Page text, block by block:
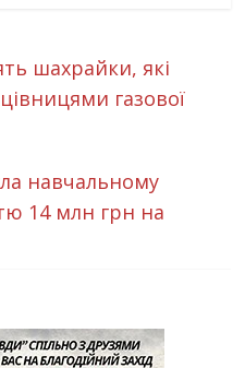
шахрайки, які
газової
навчальному
14 млн грн на